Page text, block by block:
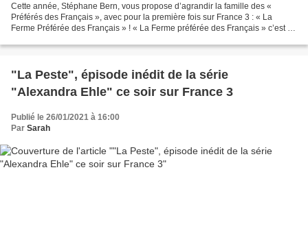
Cette année, Stéphane Bern, vous propose d’agrandir la famille des «
Préférés des Français », avec pour la première fois sur France 3 : « La
Ferme Préférée des Français » ! « La Ferme préférée des Français » c’est un
"La Peste", épisode inédit de la série
"Alexandra Ehle" ce soir sur France 3
Publié le 26/01/2021 à 16:00
Par Sarah